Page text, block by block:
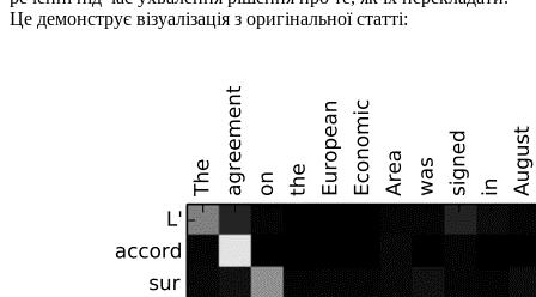
Це демонструє візуалізація з оригінальної статті: